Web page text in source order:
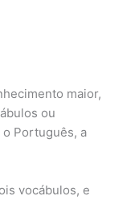
maior,
ou
Português, a
vocábulos, e